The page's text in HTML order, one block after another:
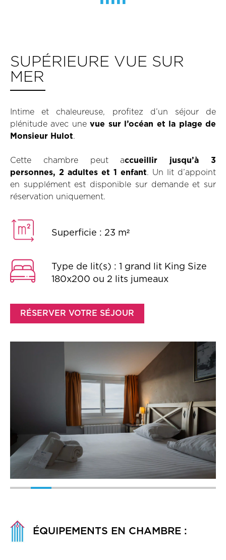
SUPÉRIEURE VUE SUR
MER
Intime et chaleureuse, profitez d’un séjour de
plénitude avec unevue sur l’océan et la plage de
Monsieur Hulot.
Cette chambre peut accueillir jusqu’à 3
personnes, 2 adultes et 1 enfant. Un lit d’appoint
en supplément est disponible sur demande et sur
réservation uniquement.
Superficie : 23 m²
Type de lit(s) : 1 grand lit King Size
180x200 ou 2 lits jumeaux
RÉSERVER VOTRE SÉJOUR
ÉQUIPEMENTS EN CHAMBRE :